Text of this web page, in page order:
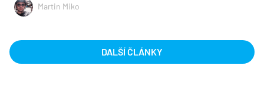
Martin Miko
DALŠÍ ČLÁNKY